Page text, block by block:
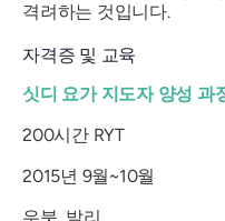
격려하는 것입니다.
자격증 및 교육
싯디 요가 지도자 양성 과
200시간 RYT
2015년 9월~10월